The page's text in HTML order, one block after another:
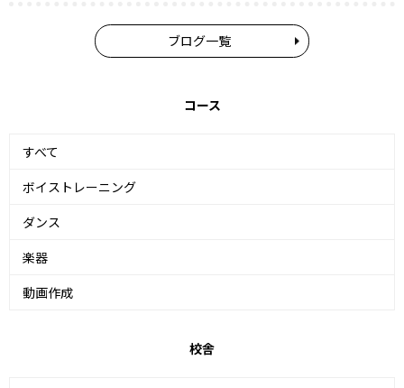
ブログ一覧
コース
すべて
ボイストレーニング
ダンス
楽器
動画作成
校舎